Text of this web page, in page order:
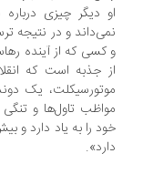
دیگر چیزی درباره سن
و در نتیجه ترسی هم
که از آینده رهاست
جذبه است که انقلاب فنی
یک دونده
تاول‌ها و تنگی
را به یاد دارد و بیش از